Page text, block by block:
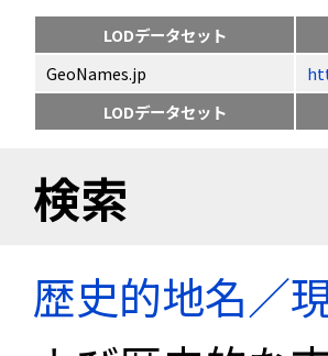
LODデータセット
GeoNames.jp
LODデータセット
検索
歴史的地名／